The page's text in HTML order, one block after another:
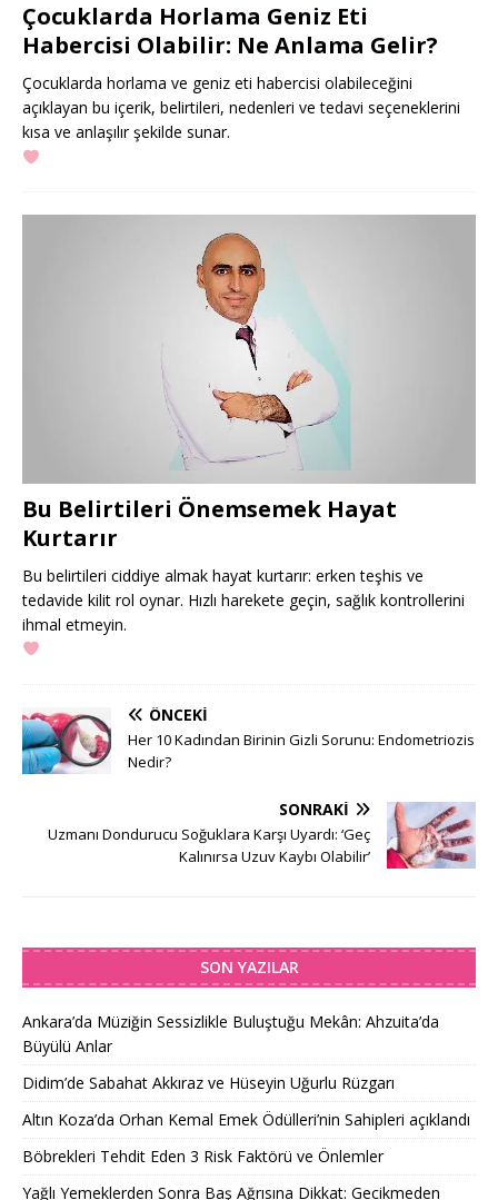
Çocuklarda Horlama Geniz Eti
Habercisi Olabilir: Ne Anlama Gelir?
Çocuklarda horlama ve geniz eti habercisi olabileceğini
açıklayan bu içerik, belirtileri, nedenleri ve tedavi seçeneklerini
kısa ve anlaşılır şekilde sunar.
Bu Belirtileri Önemsemek Hayat
Kurtarır
Bu belirtileri ciddiye almak hayat kurtarır: erken teşhis ve
tedavide kilit rol oynar. Hızlı harekete geçin, sağlık kontrollerini
ihmal etmeyin.
ÖNCEKI
Her 10 Kadından Birinin Gizli Sorunu: Endometriozis
Nedir?
SONRAKI
Uzmanı Dondurucu Soğuklara Karşı Uyardı: ‘Geç
Kalınırsa Uzuv Kaybı Olabilir’
SON YAZILAR
Ankara’da Müziğin Sessizlikle Buluştuğu Mekân: Ahzuita’da
Büyülü Anlar
Didim’de Sabahat Akkıraz ve Hüseyin Uğurlu Rüzgarı
Altın Koza’da Orhan Kemal Emek Ödülleri’nin Sahipleri açıklandı
Böbrekleri Tehdit Eden 3 Risk Faktörü ve Önlemler
Yağlı Yemeklerden Sonra Baş Ağrısına Dikkat: Gecikmeden